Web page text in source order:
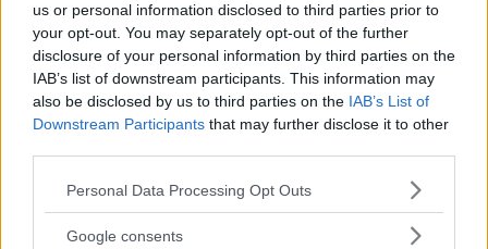
us or personal information disclosed to third parties prior to
your opt-out. You may separately opt-out of the further
disclosure of your personal information by third parties on the
IAB’s list of downstream participants. This information may
also be disclosed by us to third parties on the IAB’s List of
Downstream Participants that may further disclose it to other
Please note that this website/app uses one or more Google
not limited to your visit or usage behaviour. You may click to
Personal Data Processing Opt Outs
Google consents
Fotograf
Simon Hamelius
att fortsätta läsa.